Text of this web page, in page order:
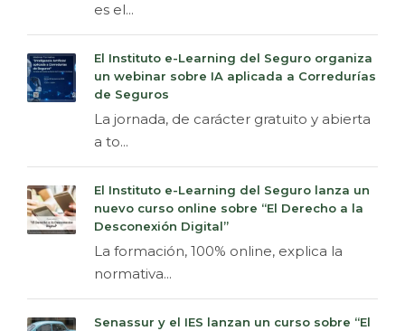
es el...
El Instituto e-Learning del Seguro organiza
un webinar sobre IA aplicada a Corredurías
de Seguros
La jornada, de carácter gratuito y abierta
a to...
El Instituto e-Learning del Seguro lanza un
nuevo curso online sobre “El Derecho a la
Desconexión Digital”
La formación, 100% online, explica la
normativa...
Senassur y el IES lanzan un curso sobre “El